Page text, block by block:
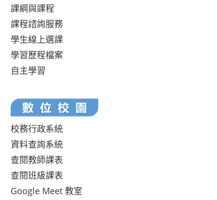
課綱與課程
課程諮詢服務
學生線上選課
學習歷程檔案
自主學習
校務行政系統
資料查詢系統
查閱教師課表
查閱班級課表
Google Meet 教室